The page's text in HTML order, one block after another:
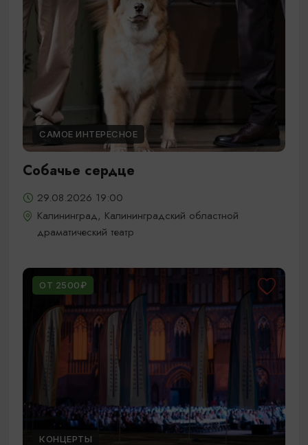
САМОЕ ИНТЕРЕСНОЕ
Собачье сердце
29.08.2026 19:00
Калининград, Калининградский областной
драматический театр
ОТ 2500₽
КОНЦЕРТЫ